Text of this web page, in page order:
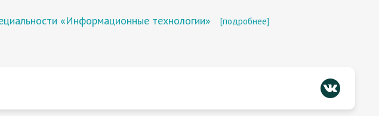
«Информационные технологии» [подробнее]